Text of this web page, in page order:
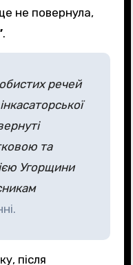
не повернула,
.
речей
та
Угорщини
після